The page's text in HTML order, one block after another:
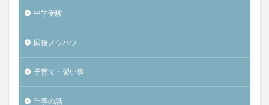
中学受験
回復ノウハウ
子育て・習い事
仕事の話